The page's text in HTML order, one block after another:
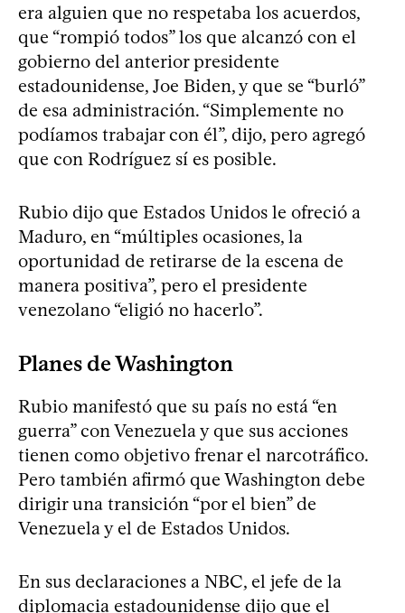
era alguien que no respetaba los acuerdos,
que “rompió todos” los que alcanzó con el
gobierno del anterior presidente
estadounidense, Joe Biden, y que se “burló”
de esa administración. “Simplemente no
podíamos trabajar con él”, dijo, pero agregó
que con Rodríguez sí es posible.
Rubio dijo que Estados Unidos le ofreció a
Maduro, en “múltiples ocasiones, la
oportunidad de retirarse de la escena de
manera positiva”, pero el presidente
venezolano “eligió no hacerlo”.
Planes de Washington
Rubio manifestó que su país no está “en
guerra” con Venezuela y que sus acciones
tienen como objetivo frenar el narcotráfico.
Pero también afirmó que Washington debe
dirigir una transición “por el bien” de
Venezuela y el de Estados Unidos.
En sus declaraciones a NBC, el jefe de la
diplomacia estadounidense dijo que el